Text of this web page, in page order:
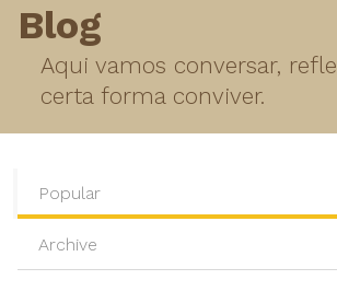
Blog
Aqui vamos conversar,
certa forma conviver.
Popular
Archive